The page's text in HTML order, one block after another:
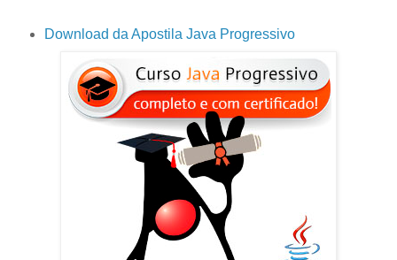
Download da Apostila Java Progressivo